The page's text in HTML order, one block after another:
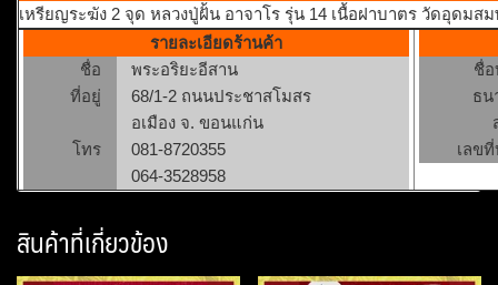
เหรียญระฆัง 2 จุด หลวงปู่ฝั้น อาจาโร รุ่น 14 เนื้อฝาบาตร วัดอุดมส
รายละเอียดร้านค้า
ชื่อ
พระอริยะอีสาน
ที่อยู่
68/1-2 ถนนประชาสโมสร
อเมือง จ. ขอนแก่น
โทร
081-8720355
064-3528958
ชื่
ธน
เลข
สินค้าที่เกี่ยวข้อง